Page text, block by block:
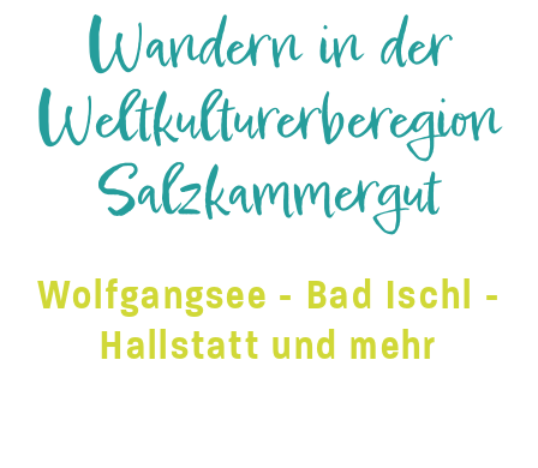
Wandern in der
Weltkulturerberegion
Salzkammergut
Wolfgangsee - Bad Ischl -
Hallstatt und mehr